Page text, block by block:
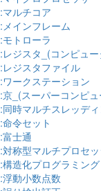
:マルチコア
:メインフレーム
:モトローラ
:レジスタ_(コンピュ
:レジスタファイル
:ワークステーション
:京_(スーパーコンピ
:同時マルチスレッデ
:命令セット
:富士通
:対称型マルチプロセ
:構造化プログラミング
:浮動小数点数